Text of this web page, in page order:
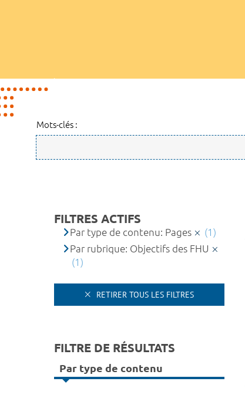
Mots-clés :
FILTRES ACTIFS
Par type de contenu: Pages
(1)
Par rubrique: Objectifs des FHU
(1)
RETIRER TOUS LES FILTRES
FILTRE DE RÉSULTATS
Par type de contenu